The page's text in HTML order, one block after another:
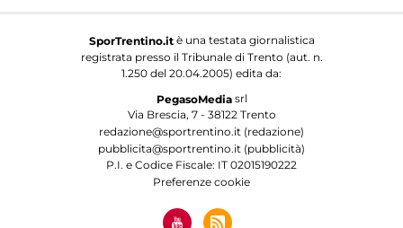
SporTrentino.itè una testata giornalistica
registrata presso il Tribunale di Trento (aut. n.
1.250 del 20.04.2005) edita da:
PegasoMediasrl
Via Brescia, 7 - 38122 Trento
redazione@sportrentino.it (redazione)
pubblicita@sportrentino.it (pubblicità)
P.I. e Codice Fiscale: IT 02015190222
Preferenze cookie